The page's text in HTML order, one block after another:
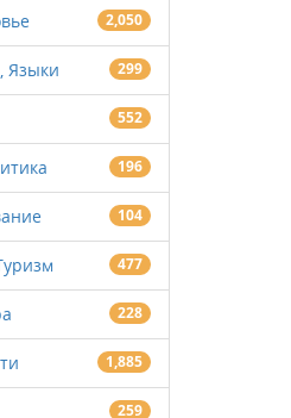
2,050
Языки 299
552
196
104
477
228
1,885
259